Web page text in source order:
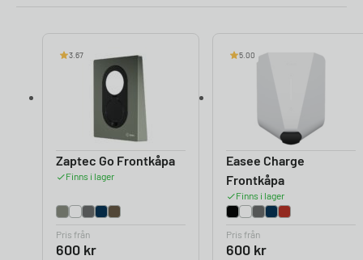
3.67
Zaptec Go Frontkåpa
Finns i lager
Pris från
600 kr
5.00
Easee Charge
Frontkåpa
Finns i lager
Pris från
600 kr